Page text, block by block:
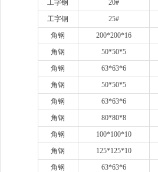
工字钢
20#
工字钢
25#
角钢
200*200*16
角钢
50*50*5
角钢
63*63*6
角钢
50*50*5
角钢
63*63*6
角钢
80*80*8
角钢
100*100*10
角钢
125*125*10
角钢
63*63*6